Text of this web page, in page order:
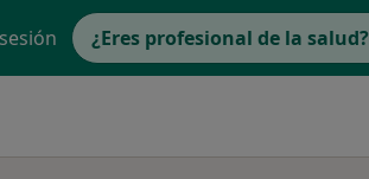
¿Eres profesional de la salud?